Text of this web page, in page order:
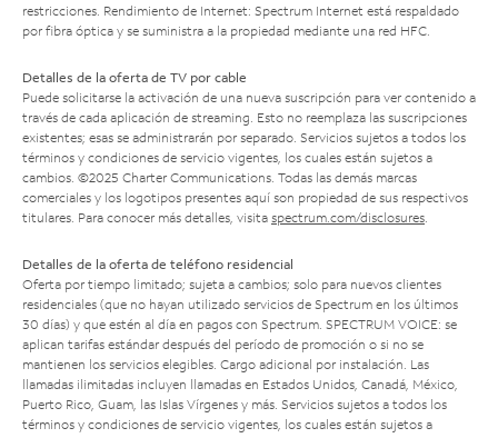
restricciones. Rendimiento de Internet: Spectrum Internet está respaldado
por fibra óptica y se suministra a la propiedad mediante una red HFC.
Detalles de la oferta de TV por cable
Puede solicitarse la activación de una nueva suscripción para ver contenido a
través de cada aplicación de streaming. Esto no reemplaza las suscripciones
existentes; esas se administrarán por separado. Servicios sujetos a todos los
términos y condiciones de servicio vigentes, los cuales están sujetos a
cambios. ©2025 Charter Communications. Todas las demás marcas
comerciales y los logotipos presentes aquí son propiedad de sus respectivos
titulares. Para conocer más detalles, visita spectrum.com/disclosures
Detalles de la oferta de teléfono residencial
Oferta por tiempo limitado; sujeta a cambios; solo para nuevos clientes
residenciales (que no hayan utilizado servicios de Spectrum en los últimos
30 días) y que estén al día en pagos con Spectrum. SPECTRUM VOICE: se
aplican tarifas estándar después del período de promoción o si no se
mantienen los servicios elegibles. Cargo adicional por instalación. Las
llamadas ilimitadas incluyen llamadas en Estados Unidos, Canadá, México,
Puerto Rico, Guam, las Islas Vírgenes y más. Servicios sujetos a todos los
términos y condiciones de servicio vigentes, los cuales están sujetos a